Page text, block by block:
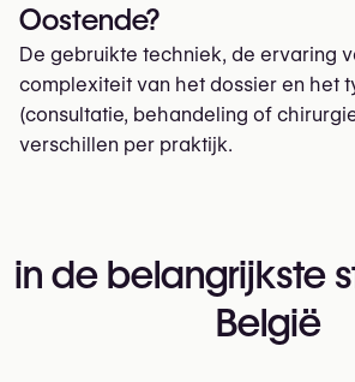
Oostende?
De gebruikte techniek, de ervaring
complexiteit van het dossier en het
(consultatie, behandeling of
verschillen per praktijk.
in de belangrijkste
België